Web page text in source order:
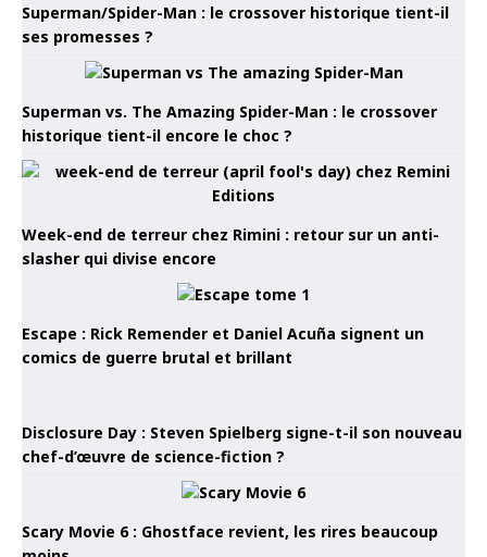
Superman/Spider-Man : le crossover historique tient-il
ses promesses ?
Superman vs. The Amazing Spider-Man : le crossover
historique tient-il encore le choc ?
Week-end de terreur chez Rimini : retour sur un anti-
slasher qui divise encore
Escape : Rick Remender et Daniel Acuña signent un
comics de guerre brutal et brillant
Disclosure Day : Steven Spielberg signe-t-il son nouveau
chef-d’œuvre de science-fiction ?
Scary Movie 6 : Ghostface revient, les rires beaucoup